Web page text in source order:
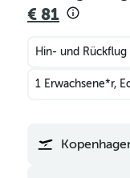
€ 81
Hin- und Rückflug
1 Erwachsene*r,